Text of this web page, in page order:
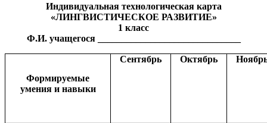
Индивидуальная технологическая карта
«ЛИНГВИСТИЧЕСКОЕ РАЗВИТИЕ»
1 класс
Ф.И. учащегося ______________________________
Формируемые
умения и навыки
Сентябрь Октябрь